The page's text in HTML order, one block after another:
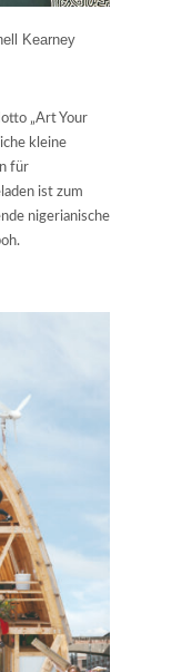
Kearney
„Art Your
kleine
für
ist zum
nigerianische